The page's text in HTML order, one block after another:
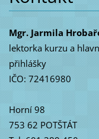
Mgr. Jarmila
lektorka kurzu a
přihlášky
IČO: 72416980
Horní 98
753 62 POTŠTÁT